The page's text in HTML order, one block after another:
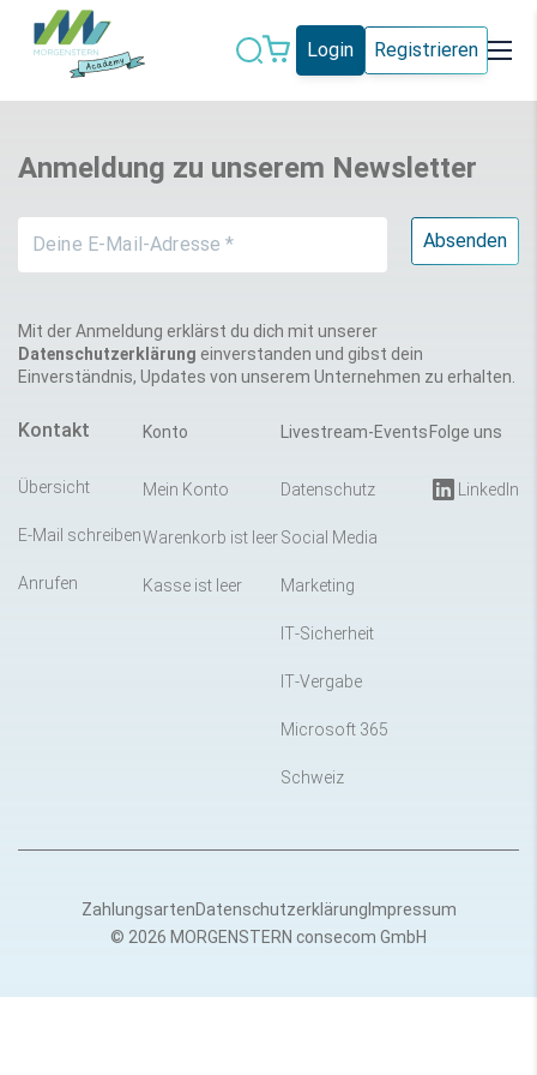
Login Registrieren
Künstliche
Microsoft 365
Schweiz Social Media
Anmeldung zu unserem Newsletter
Mit der Anmeldung erklärst du dich mit unserer
Datenschutzerklärung einverstanden und gibst dein
Einverständnis, Updates von unserem Unternehmen zu erhalten.
Kontakt
Übersicht
E-Mail schreiben
Anrufen
Konto
Mein Konto
Warenkorb ist leer
Kasse ist leer
Livestream-Events
Datenschutz
Social Media
Marketing
IT-Sicherheit
IT-Vergabe
Microsoft 365
Schweiz
Folge uns
LinkedIn
© 2026 MORGENSTERN consecom GmbH
ZahlungsartenDatenschutzerklärung Impressum